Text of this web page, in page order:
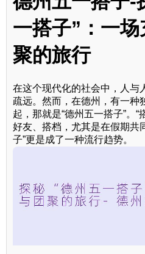
一搭子”：一
聚的旅行
在这个现代化的社会中，人与
疏远。然而，在德州，有一种
起，那就是“德州五一搭子”。
好友、搭档，尤其是在假期共
子”更是成了一种流行趋势。